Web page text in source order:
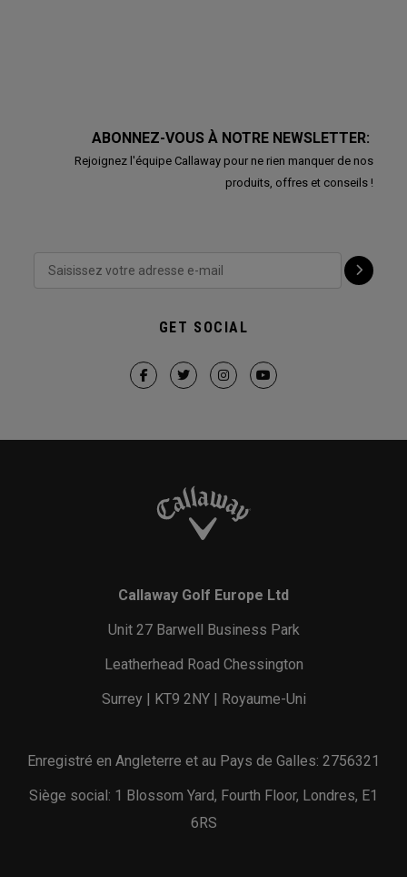
ABONNEZ-VOUS À NOTRE NEWSLETTER:
Rejoignez l'équipe Callaway pour ne rien manquer de nos
produits, offres et conseils !
GET SOCIAL
Callaway Golf Europe Ltd
Unit 27 Barwell Business Park
Leatherhead Road Chessington
Surrey | KT9 2NY | Royaume-Uni
Enregistré en Angleterre et au Pays de Galles: 2756321
Siège social: 1 Blossom Yard, Fourth Floor, Londres, E1
6RS